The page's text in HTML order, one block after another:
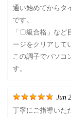
通い始めてからタ
です。
「〇級合格」な
ージをクリアして
この調子でパソコ
す。
Jun
丁寧にご指導いた